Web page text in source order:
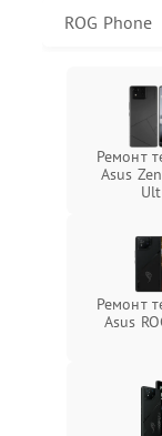
ROG Phone
Ремонт
Asus
Ремонт
Asus